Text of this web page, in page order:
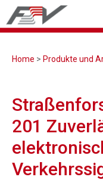
Home > Produkte und
201